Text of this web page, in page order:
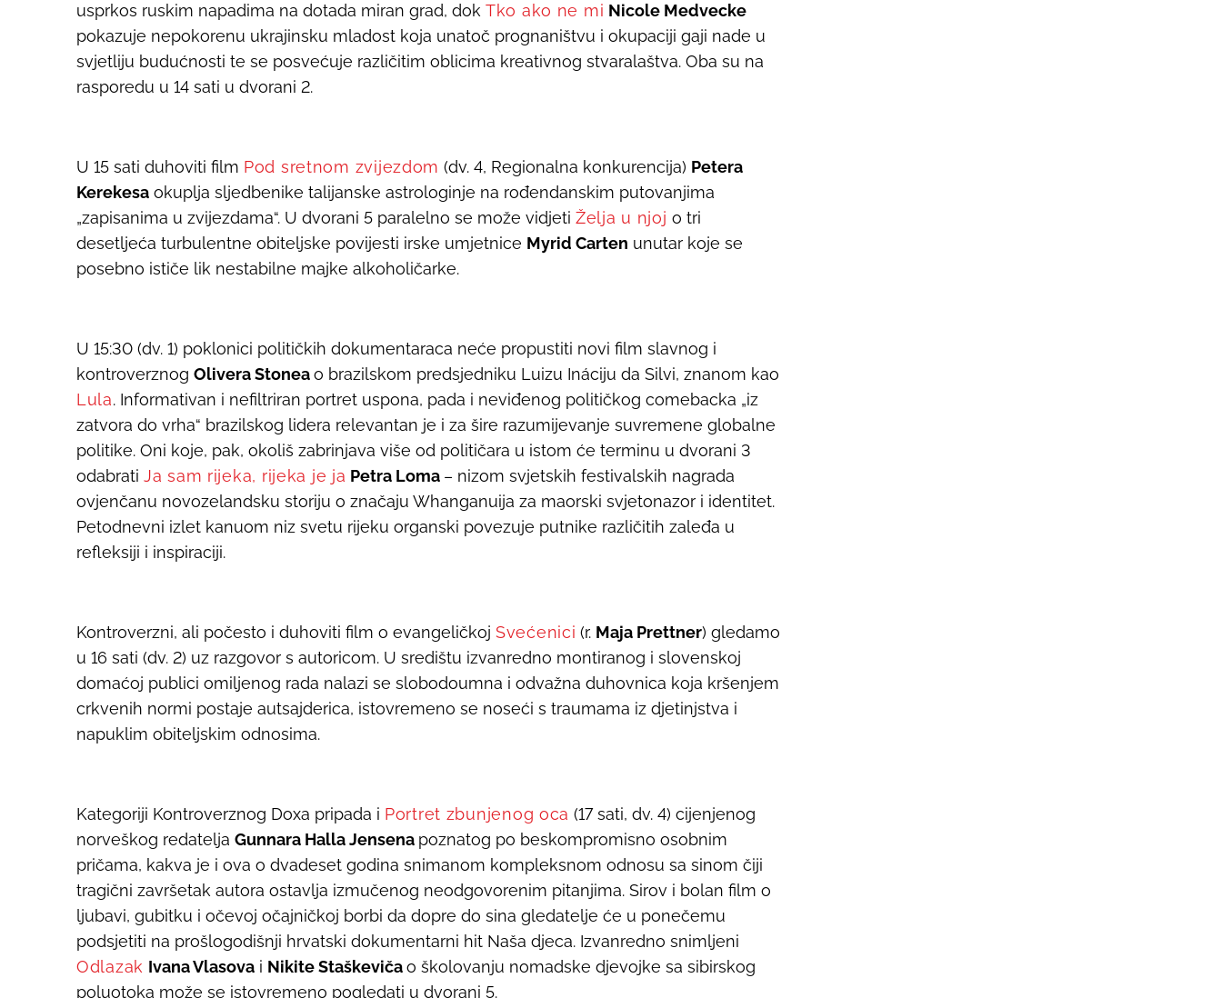
usprkos ruskim napadima na dotada miran grad, dok Tko ako ne mi Nicole Medvecke
pokazuje nepokorenu ukrajinsku mladost koja unatoč prognaništvu i okupaciji gaji nade u
svjetliju budućnosti te se posvećuje različitim oblicima kreativnog stvaralaštva. Oba su na
rasporedu u 14 sati u dvorani 2.
U 15 sati duhoviti film Pod sretnom zvijezdom (dv. 4, Regionalna konkurencija) Petera
Kerekesa okuplja sljedbenike talijanske astrologinje na rođendanskim putovanjima
„zapisanima u zvijezdama“. U dvorani 5 paralelno se može vidjeti Želja u njoj o tri
desetljeća turbulentne obiteljske povijesti irske umjetnice Myrid Carten unutar koje se
posebno ističe lik nestabilne majke alkoholičarke.
U 15:30 (dv. 1) poklonici političkih dokumentaraca neće propustiti novi film slavnog i
kontroverznog Olivera Stoneao brazilskom predsjedniku Luizu Ináciju da Silvi, znanom kao
Lula. Informativan i nefiltriran portret uspona, pada i neviđenog političkog comebacka „iz
zatvora do vrha“ brazilskog lidera relevantan je i za šire razumijevanje suvremene globalne
politike. Oni koje, pak, okoliš zabrinjava više od političara u istom će terminu u dvorani 3
odabrati Ja sam rijeka, rijeka je ja Petra Loma – nizom svjetskih festivalskih nagrada
ovjenčanu novozelandsku storiju o značaju Whanganuija za maorski svjetonazor i identitet.
Petodnevni izlet kanuom niz svetu rijeku organski povezuje putnike različitih zaleđa u
refleksiji i inspiraciji.
Kontroverzni, ali počesto i duhoviti film o evangeličkoj Svećenici (r. Maja Prettner) gledamo
u 16 sati (dv. 2) uz razgovor s autoricom. U središtu izvanredno montiranog i slovenskoj
domaćoj publici omiljenog rada nalazi se slobodoumna i odvažna duhovnica koja kršenjem
crkvenih normi postaje autsajderica, istovremeno se noseći s traumama iz djetinjstva i
napuklim obiteljskim odnosima.
Kategoriji Kontroverznog Doxa pripada i Portret zbunjenog oca (17 sati, dv. 4) cijenjenog
norveškog redatelja Gunnara Halla Jensena poznatog po beskompromisno osobnim
pričama, kakva je i ova o dvadeset godina snimanom kompleksnom odnosu sa sinom čiji
tragični završetak autora ostavlja izmučenog neodgovorenim pitanjima. Sirov i bolan film o
ljubavi, gubitku i očevoj očajničkoj borbi da dopre do sina gledatelje će u ponečemu
podsjetiti na prošlogodišnji hrvatski dokumentarni hit Naša djeca. Izvanredno snimljeni
Odlazak Ivana Vlasova i Nikite Staškevičao školovanju nomadske djevojke sa sibirskog
poluotoka može se istovremeno pogledati u dvorani 5.